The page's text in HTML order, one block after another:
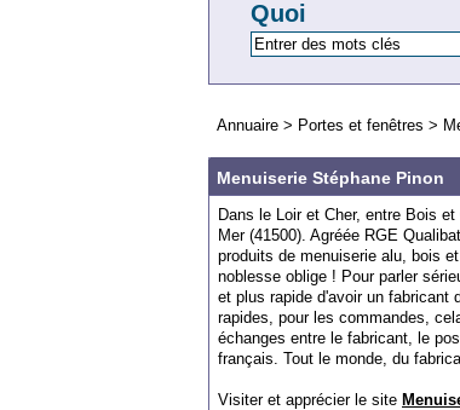
Quoi
Annuaire > Portes et fenêtres >
Menuiserie Stéphane Pinon
Dans le Loir et Cher, entre Bois
Mer (41500). Agréée RGE
produits de menuiserie alu, bois
noblesse oblige ! Pour parler
et plus rapide d'avoir un fabricant
rapides, pour les commandes,
échanges entre le fabricant, le
français. Tout le monde, du
Visiter et apprécier le site